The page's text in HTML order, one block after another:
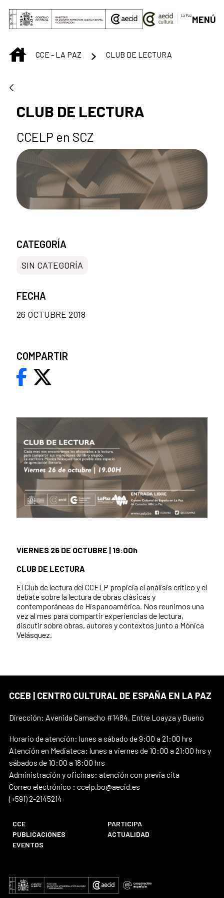
Saltar al contenido principal
MENÚ
INICIOCCE - LA PAZ CLUB DE LECTURA
CLUB DE LECTURA
CCELP en SCZ
VIERNES 26 DE OCTUBRE | 19:00h
CLUB DE LECTURA
El Club de lectura del CCELP propicia el análisis crítico y el
debate sobre la lectura de obras clásicas y
contemporáneas de Hispanoamérica. Nos reunimos una
vez al mes para compartir experiencias de lectura,
discutir sobre obras, autores y contextos junto a Mónica
Velásquez.
CATEGORÍA
SIN CATEGORÍA
FECHA
26 OCTUBRE 2018
COMPARTIR
CCEB | CENTRO CULTURAL DE ESPAÑA EN LA PAZ
Dirección: Avenida Camacho #1484. Entre Loayza y Bueno
Horario de atención: lunes a sábado de 9:00 a 21:00 hrs
Atención en Mediateca: lunes a viernes de 10:00 a 21:00 hrs y
sábados de 10:00 a 18:00 hrs
Administración y oficinas: atención con previa cita
Correo electrónico : ccelp.bo@aecid.es
(+591) 2-2145214
CCE
PARTICIPA
PUBLICACIONES
ACTUALIDAD
EVENTOS